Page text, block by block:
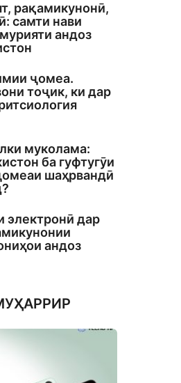
рақамикунонӣ,
самти нави
андоз
ҷомеа.
тоҷик, ки дар
муколама:
ба гуфтугӯи
шаҳрвандӣ
электронӣ дар
андоз